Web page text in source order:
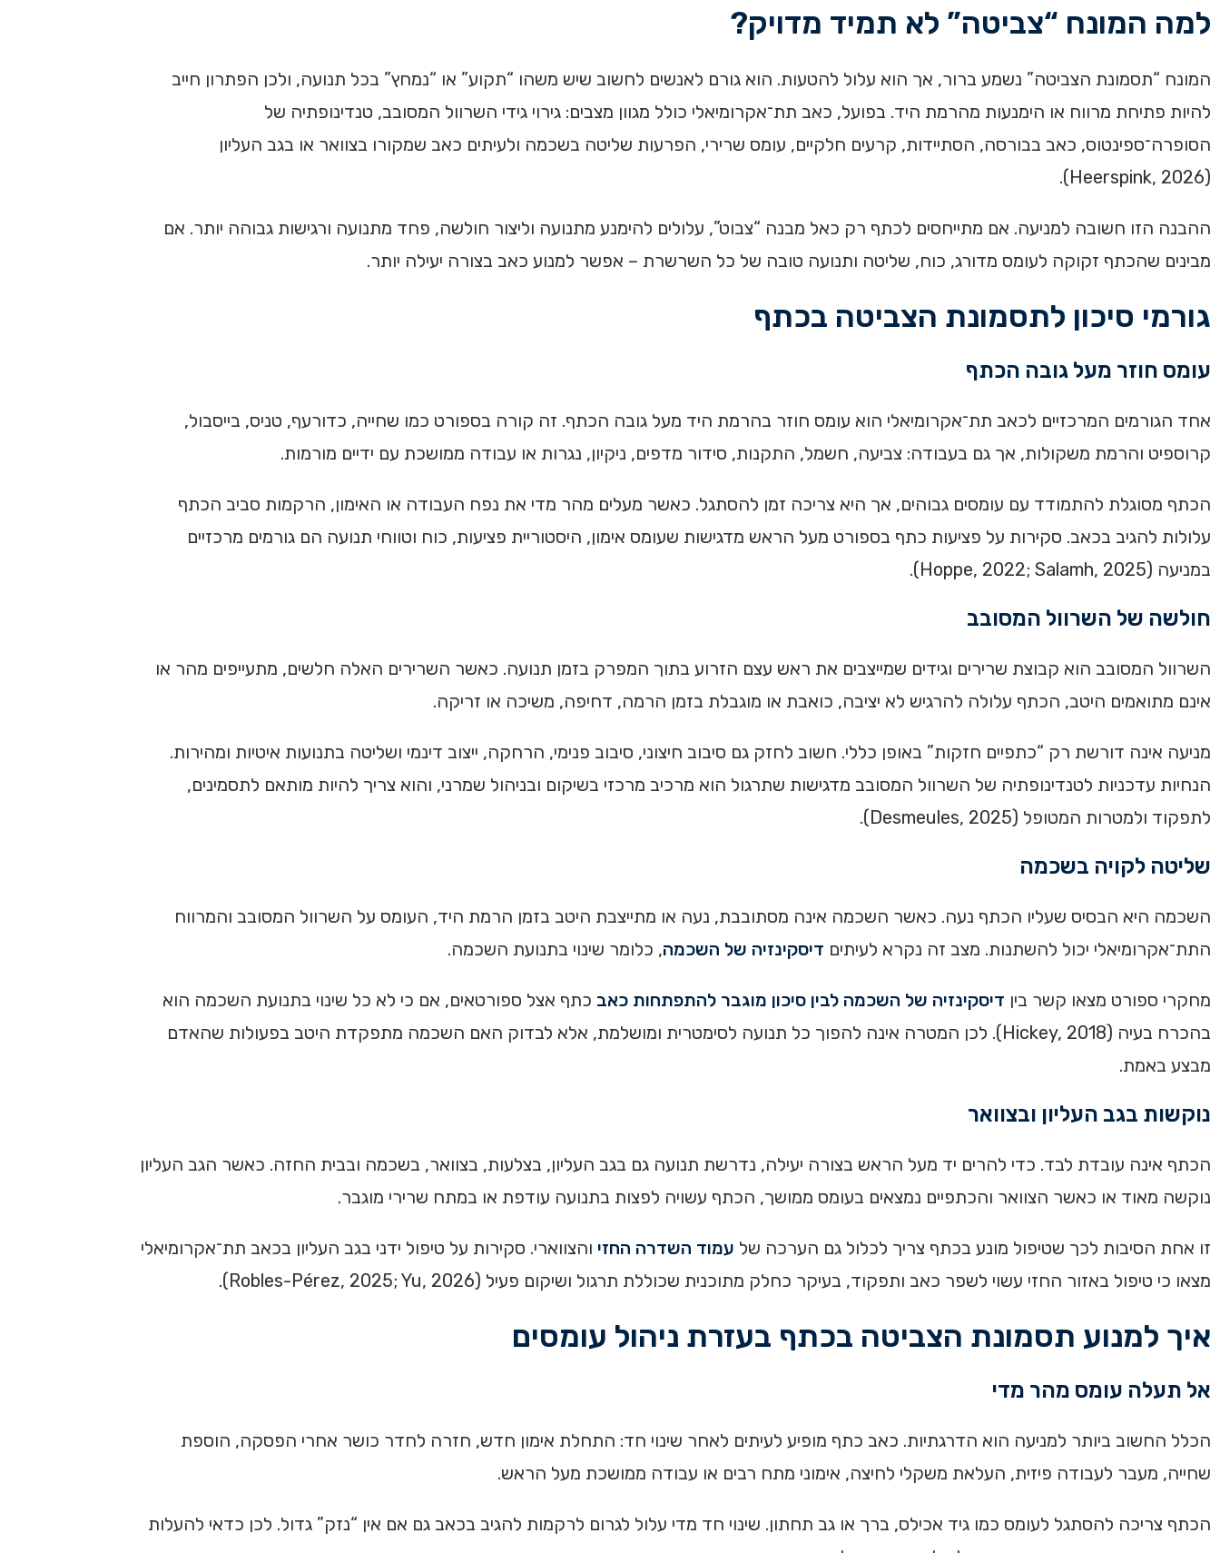
למה המונח “צביטה” לא תמיד מדויק?
המונח “תסמונת הצביטה” נשמע ברור, אך הוא עלול להטעות. הוא גורם לאנשים לחשוב שיש משהו “תקוע” או “נמחץ” בכל תנועה, ולכן הפתרון חייב
להיות פתיחת מרווח או הימנעות מהרמת היד. בפועל, כאב תת־אקרומיאלי כולל מגוון מצבים: גירוי גידי השרוול המסובב, טנדינופתיה של
הסופרה־ספינטוס, כאב בבורסה, הסתיידות, קרעים חלקיים, עומס שרירי, הפרעות שליטה בשכמה ולעיתים כאב שמקורו בצוואר או בגב העליון
(Heerspink, 2026).
ההבנה הזו חשובה למניעה. אם מתייחסים לכתף רק כאל מבנה “צבוט”, עלולים להימנע מתנועה וליצור חולשה, פחד מתנועה ורגישות גבוהה יותר. אם
מבינים שהכתף זקוקה לעומס מדורג, כוח, שליטה ותנועה טובה של כל השרשרת – אפשר למנוע כאב בצורה יעילה יותר.
גורמי סיכון לתסמונת הצביטה בכתף
עומס חוזר מעל גובה הכתף
אחד הגורמים המרכזיים לכאב תת־אקרומיאלי הוא עומס חוזר בהרמת היד מעל גובה הכתף. זה קורה בספורט כמו שחייה, כדורעף, טניס, בייסבול,
קרוספיט והרמת משקולות, אך גם בעבודה: צביעה, חשמל, התקנות, סידור מדפים, ניקיון, נגרות או עבודה ממושכת עם ידיים מורמות.
הכתף מסוגלת להתמודד עם עומסים גבוהים, אך היא צריכה זמן להסתגל. כאשר מעלים מהר מדי את נפח העבודה או האימון, הרקמות סביב הכתף
עלולות להגיב בכאב. סקירות על פציעות כתף בספורט מעל הראש מדגישות שעומס אימון, היסטוריית פציעות, כוח וטווחי תנועה הם גורמים מרכזיים
במניעה (Hoppe, 2022; Salamh, 2025).
חולשה של השרוול המסובב
השרוול המסובב הוא קבוצת שרירים וגידים שמייצבים את ראש עצם הזרוע בתוך המפרק בזמן תנועה. כאשר השרירים האלה חלשים, מתעייפים מהר או
אינם מתואמים היטב, הכתף עלולה להרגיש לא יציבה, כואבת או מוגבלת בזמן הרמה, דחיפה, משיכה או זריקה.
מניעה אינה דורשת רק “כתפיים חזקות” באופן כללי. חשוב לחזק גם סיבוב חיצוני, סיבוב פנימי, הרחקה, ייצוב דינמי ושליטה בתנועות איטיות ומהירות.
הנחיות עדכניות לטנדינופתיה של השרוול המסובב מדגישות שתרגול הוא מרכיב מרכזי בשיקום ובניהול שמרני, והוא צריך להיות מותאם לתסמינים,
לתפקוד ולמטרות המטופל (Desmeules, 2025).
שליטה לקויה בשכמה
השכמה היא הבסיס שעליו הכתף נעה. כאשר השכמה אינה מסתובבת, נעה או מתייצבת היטב בזמן הרמת היד, העומס על השרוול המסובב והמרווח
התת־אקרומיאלי יכול להשתנות. מצב זה נקרא לעיתים דיסקינזיה של השכמה, כלומר שינוי בתנועת השכמה.
מחקרי ספורט מצאו קשר בין דיסקינזיה של השכמה לבין סיכון מוגבר להתפתחות כאב כתף אצל ספורטאים, אם כי לא כל שינוי בתנועת השכמה הוא
בהכרח בעיה (Hickey, 2018). לכן המטרה אינה להפוך כל תנועה לסימטרית ומושלמת, אלא לבדוק האם השכמה מתפקדת היטב בפעולות שהאדם
מבצע באמת.
נוקשות בגב העליון ובצוואר
הכתף אינה עובדת לבד. כדי להרים יד מעל הראש בצורה יעילה, נדרשת תנועה גם בגב העליון, בצלעות, בצוואר, בשכמה ובבית החזה. כאשר הגב העליון
נוקשה מאוד או כאשר הצוואר והכתפיים נמצאים בעומס ממושך, הכתף עשויה לפצות בתנועה עודפת או במתח שרירי מוגבר.
זו אחת הסיבות לכך שטיפול מונע בכתף צריך לכלול גם הערכה של עמוד השדרה החזי והצווארי. סקירות על טיפול ידני בגב העליון בכאב תת־אקרומיאלי
מצאו כי טיפול באזור החזי עשוי לשפר כאב ותפקוד, בעיקר כחלק מתוכנית שכוללת תרגול ושיקום פעיל (Robles-Pérez, 2025; Yu, 2026).
איך למנוע תסמונת הצביטה בכתף בעזרת ניהול עומסים
אל תעלה עומס מהר מדי
הכלל החשוב ביותר למניעה הוא הדרגתיות. כאב כתף מופיע לעיתים לאחר שינוי חד: התחלת אימון חדש, חזרה לחדר כושר אחרי הפסקה, הוספת
שחייה, מעבר לעבודה פיזית, העלאת משקלי לחיצה, אימוני מתח רבים או עבודה ממושכת מעל הראש.
הכתף צריכה להסתגל לעומס כמו גיד אכילס, ברך או גב תחתון. שינוי חד מדי עלול לגרום לרקמות להגיב בכאב גם אם אין “נזק” גדול. לכן כדאי להעלות